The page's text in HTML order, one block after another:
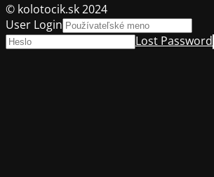
© kolotocik.sk 2024
User Login
Lost Password